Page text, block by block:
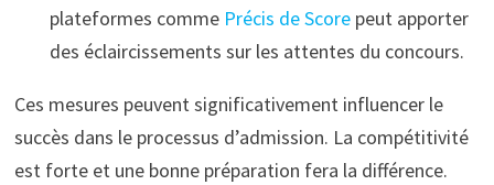
plateformes comme Précis de Scorepeut apporter
des éclaircissements sur les attentes du concours.
Ces mesures peuvent significativement influencer le
succès dans le processus d’admission. La compétitivité
est forte et une bonne préparation fera la différence.